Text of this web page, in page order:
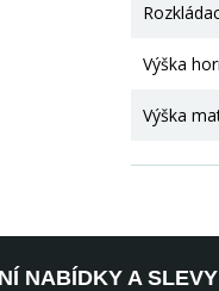
Výška
Výška
NABÍDKY A